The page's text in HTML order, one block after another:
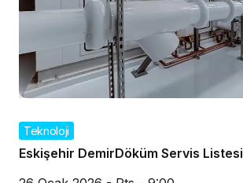
Teknoloji
Eskişehir DemirDöküm Servis Listesi